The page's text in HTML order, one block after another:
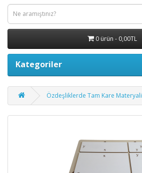
0 ürün - 0,00TL
Kategoriler
Özdeşliklerde Tam Kare Materyali